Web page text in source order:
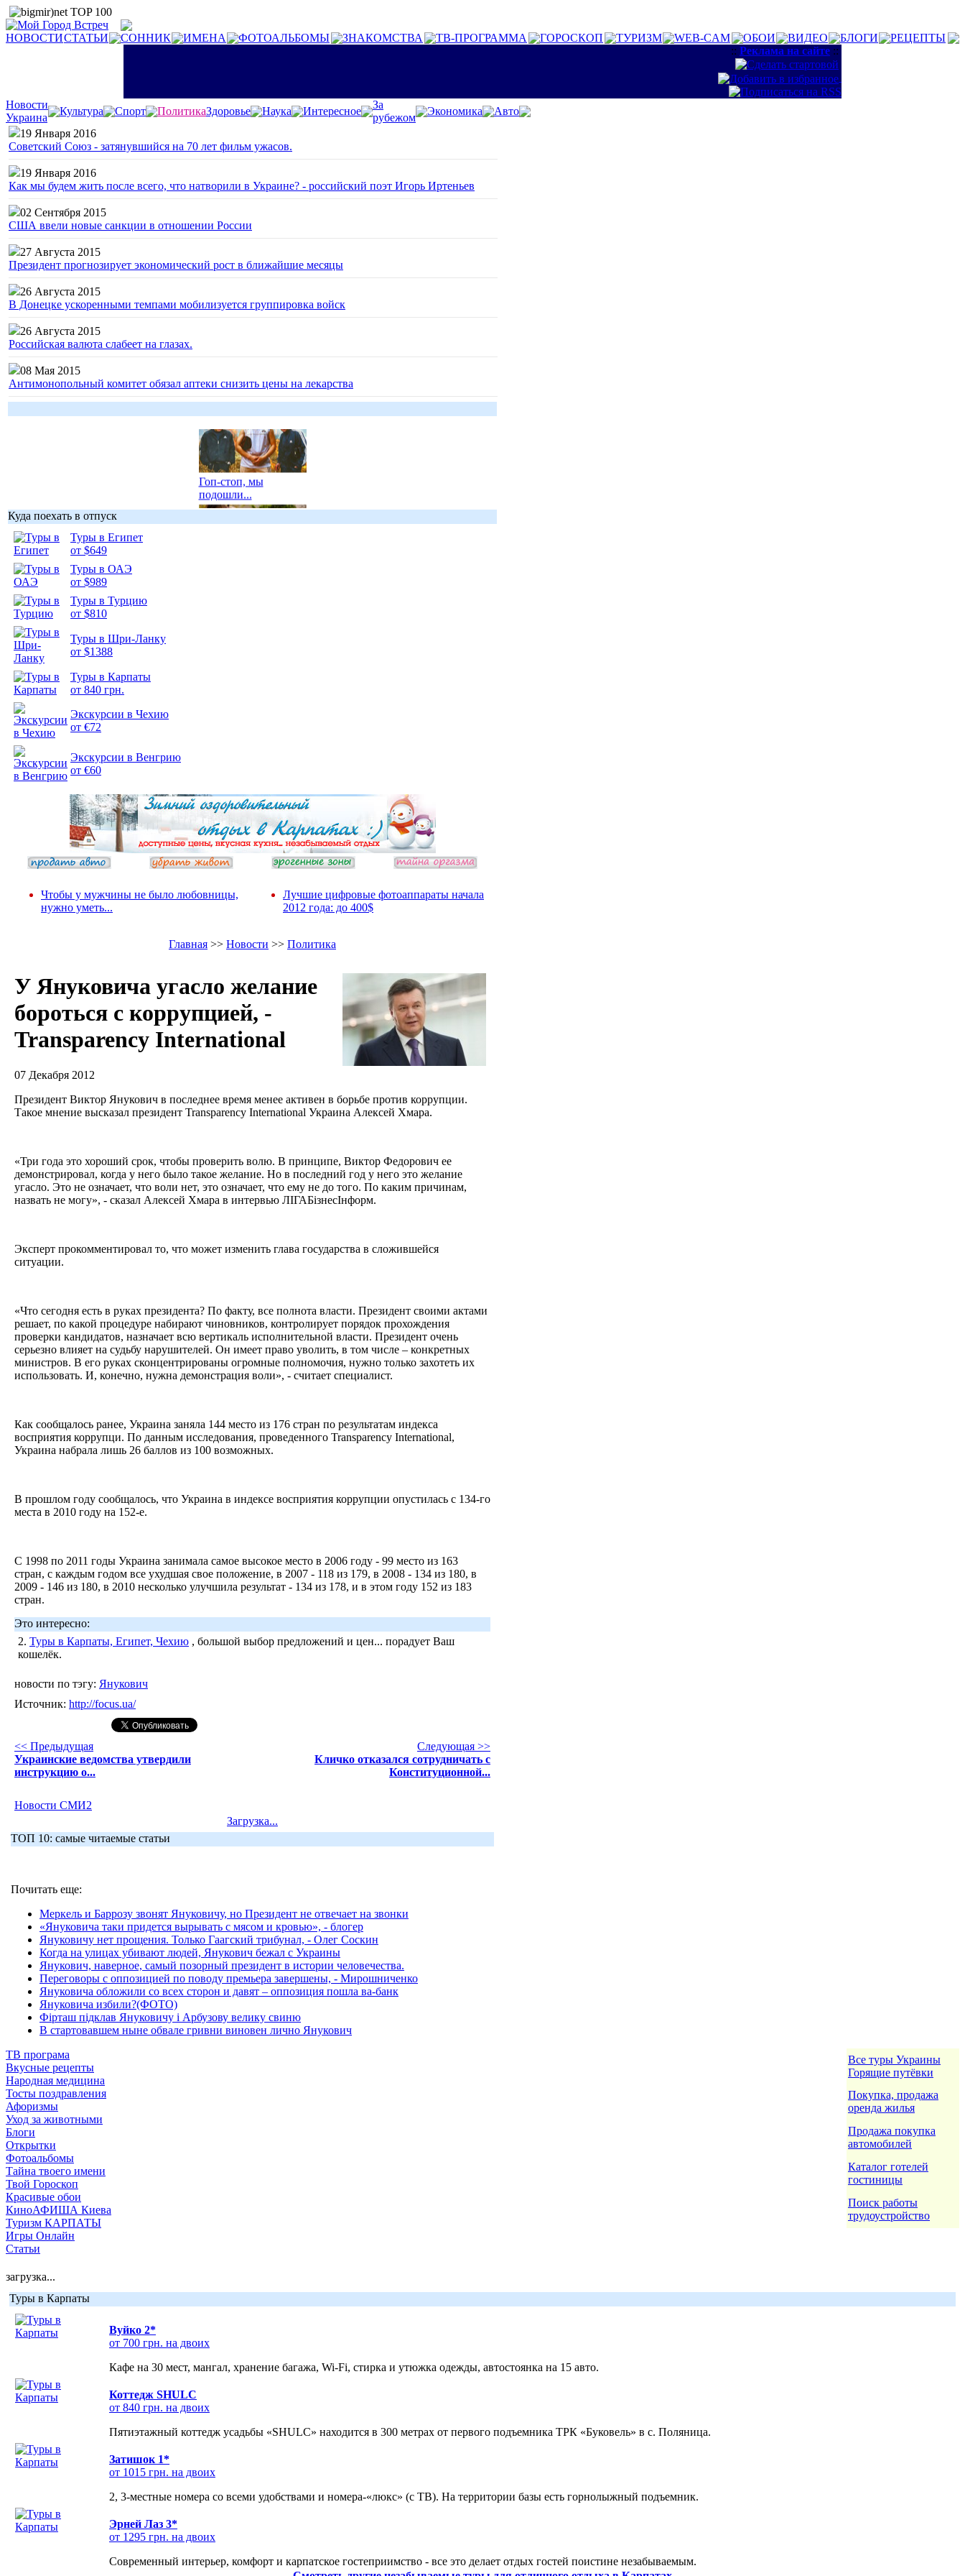
НОВОСТИСТАТЬИ СОННИК ИМЕНА ФОТОАЛЬБОМЫ ЗНАКОМСТВА ТВ-ПРОГРАММА ГОРОСКОП ТУРИЗМ WEB-CAM ОБОИ ВИДЕО БЛОГИ
РЕЦЕПТЫ
:: Реклама на сайте ::
Новости
Украина
Культура Спорт ПолитикаЗдоровье Наука Интересное
За
рубежом
Экономика
Авто
19 Января 2016
Советский Союз - затянувшийся на 70 лет фильм ужасов.
19 Января 2016
Как мы будем жить после всего, что натворили в Украине? - российский поэт Игорь Иртеньев
02 Сентября 2015
США ввели новые санкции в отношении России
27 Августа 2015
Президент прогнозирует экономический рост в ближайшие месяцы
26 Августа 2015
В Донецке ускоренными темпами мобилизуется группировка войск
26 Августа 2015
Российская валюта слабеет на глазах.
08 Мая 2015
Антимонопольный комитет обязал аптеки снизить цены на лекарства
Гоп-стоп, мы
подошли...
Куда поехать в отпуск
Туры в Египет
от $649
Туры в ОАЭ
от $989
Туры в Турцию
от $810
Туры в Шри-Ланку
от $1388
Туры в Карпаты
от 840 грн.
Экскурсии в Чехию
от €72
Экскурсии в Венгрию
от €60
Чтобы у мужчины не было любовницы,
нужно уметь...
Лучшие цифровые фотоаппараты начала
2012 года: до 400$
Главная >> Новости >> Политика
У Януковича угасло желание
бороться с коррупцией, -
Transparency International
07 Декабря 2012
Президент Виктор Янукович в последнее время менее активен в борьбе против коррупции.
Такое мнение высказал президент Transparency International Украина Алексей Хмара.
«Три года это хороший срок, чтобы проверить волю. В принципе, Виктор Федорович ее
демонстрировал, когда у него было такое желание. Но в последний год у него это желание
угасло. Это не означает, что воли нет, это означает, что ему не до того. По каким причинам,
назвать не могу», - сказал Алексей Хмара в интервью ЛIГАБiзнесIнформ.
Эксперт прокомментировал то, что может изменить глава государства в сложившейся
ситуации.
«Что сегодня есть в руках президента? По факту, все полнота власти. Президент своими актами
решает, по какой процедуре набирают чиновников, контролирует порядок прохождения
проверки кандидатов, назначает всю вертикаль исполнительной власти. Президент очень
серьезно влияет на судьбу нарушителей. Он имеет право уволить, в том числе – конкретных
министров. В его руках сконцентрированы огромные полномочия, нужно только захотеть их
использовать. И, конечно, нужна демонстрация воли», - считает специалист.
Как сообщалось ранее, Украина заняла 144 место из 176 стран по результатам индекса
восприятия коррупци. По данным исследования, проведенного Transparency International,
Украина набрала лишь 26 баллов из 100 возможных.
В прошлом году сообщалось, что Украина в индексе восприятия коррупции опустилась с 134-го
места в 2010 году на 152-е.
С 1998 по 2011 годы Украина занимала самое высокое место в 2006 году - 99 место из 163
стран, с каждым годом все ухудшая свое положение, в 2007 - 118 из 179, в 2008 - 134 из 180, в
2009 - 146 из 180, в 2010 несколько улучшила результат - 134 из 178, и в этом году 152 из 183
стран.
Это интересно:
2. Туры в Карпаты, Египет, Чехию , большой выбор предложений и цен... порадует Ваш
кошелёк.
новости по тэгу: Янукович
Источник: http://focus.ua/
<< Предыдущая
Украинские ведомства утвердили
инструкцию о...
Следующая >>
Кличко отказался сотрудничать с
Конституционной...
Новости СМИ2
Загрузка...
ТОП 10: самые читаемые статьи
Почитать еще:
Меркель и Баррозу звонят Януковичу, но Президент не отвечает на звонки
«Януковича таки придется вырывать с мясом и кровью», - блогер
Януковичу нет прощения. Только Гаагский трибунал, - Олег Соскин
Когда на улицах убивают людей, Янукович бежал с Украины
Янукович, наверное, самый позорный президент в истории человечества.
Переговоры с оппозицией по поводу премьера завершены, - Мирошниченко
Януковича обложили со всех сторон и давят – оппозиция пошла ва-банк
Януковича избили?(ФОТО)
Фірташ підклав Януковичу і Арбузову велику свиню
В стартовавшем ныне обвале гривни виновен лично Янукович
ТВ програма
Вкусные рецепты
Народная медицина
Тосты поздравления
Афоризмы
Уход за животными
Блоги
Открытки
Фотоальбомы
Тайна твоего имени
Твой Гороскоп
Красивые обои
КиноАФИША Киева
Туризм КАРПАТЫ
Игры Онлайн
Статьи
Все туры Украины
Горящие путёвки
Покупка, продажа
оренда жилья
Продажа покупка
автомобилей
Каталог готелей
гостиницы
Поиск работы
трудоустройство
загрузка...
Туры в Карпаты
Вуйко 2*
от 700 грн. на двоих
Кафе на 30 мест, мангал, хранение багажа, Wi-Fi, стирка и утюжка одежды, автостоянка на 15 авто.
Коттедж SHULC
от 840 грн. на двоих
Пятиэтажный коттедж усадьбы «SHULC» находится в 300 метрах от первого подъемника ТРК «Буковель» в с. Поляница.
Затишок 1*
от 1015 грн. на двоих
2, 3-местные номера со всеми удобствами и номера-«люкс» (с ТВ). На территории базы есть горнолыжный подъемник.
Эрней Лаз 3*
от 1295 грн. на двоих
Современный интерьер, комфорт и карпатское гостеприимство - все это делает отдых гостей поистине незабываемым.